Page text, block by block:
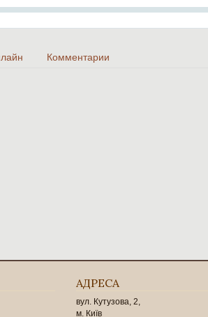
Seek
Комментарии
АДРЕСА
вул. Кутузова, 2,
м. Київ